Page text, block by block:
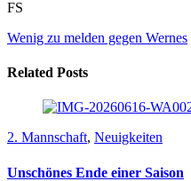
FS
Wenig zu melden gegen Wernes
Related Posts
2. Mannschaft, Neuigkeiten
Unschönes Ende einer Saison